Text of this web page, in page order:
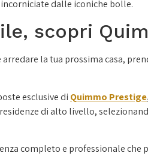
dalle iconiche bolle.
scopri
la tua prossima casa,
esclusive di Quimmo Prestige
di alto livello,
completo e professionale